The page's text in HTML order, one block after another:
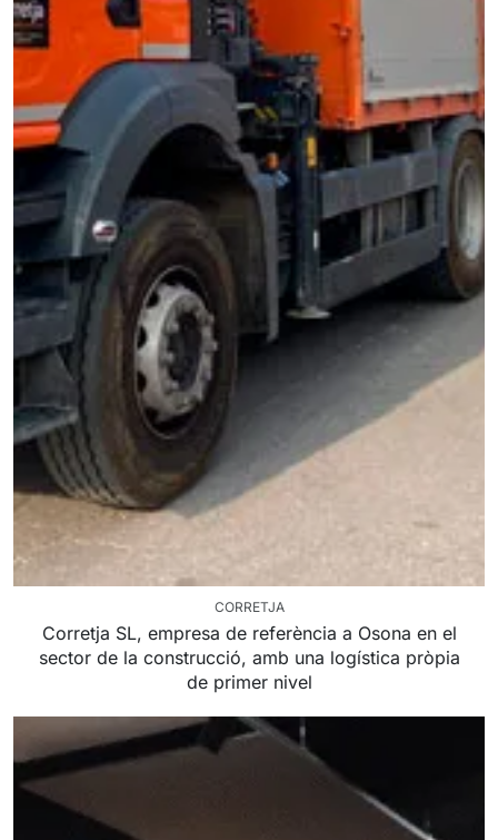
CORRETJA
Corretja SL, empresa de referència a Osona en el
sector de la construcció, amb una logística pròpia
de primer nivel